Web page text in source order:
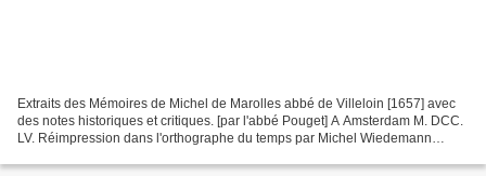
Extraits des Mémoires de Michel de Marolles abbé de Villeloin [1657] avec
des notes historiques et critiques. [par l'abbé Pouget] A Amsterdam M. DCC.
LV. Réimpression dans l'orthographe du temps par Michel Wiedemann